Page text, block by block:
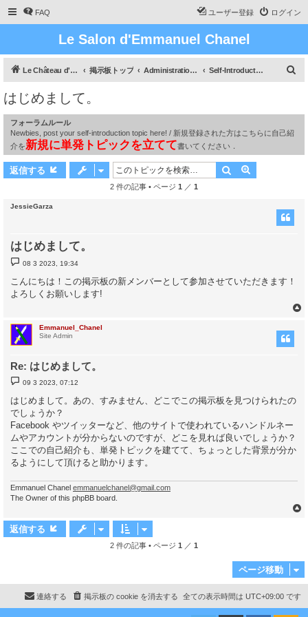
FAQ ログイン
ユーザー登録
Le Salon d'Emmanuel Chanel
Le Château d'Emmanuel Chanel 掲示板トップ Administration / 管理 Self-Introduction / 自己紹介
はじめまして。
フォーラムルール
Newbies, post your self-introduction topic here! / 新規登録された方はこちらに自己紹
介を新規に単発トピックを立てて書いてください．
返信する 検索
2 件の記事 • ページ 1 ／ 1
JessieGarza
はじめまして。
投
稿
事
08 3 2023, 19:34
こんにちは！この掲示板の新メンバーとして参加させていただきます！
よろしくお願いします!
Emmanuel_Chanel
Site Admin
Re: はじめまして。
投
稿
記
事
09 3 2023, 07:12
はじめまして。あの、すみません、どこでこの掲示板を見つけられたの
でしょうか？
Facebook やツイッターなど、他のサイトで使われているハンドルネー
ムやアカウントが分からないのですが、どこを見れば良いでしょうか？
ここでの自己紹介も、単発トピックを建てて、ちょっとした背景が分か
るようにして頂けると助かります。
Emmanuel Chanel emmanuelchanel@gmail.com
The Owner of this phpBB board.
返信する
2 件の記事 • ページ 1 ／ 1
ページ移動
全ての表示時間は UTC+09:00 です
掲示板の cookie を消去する
連絡する